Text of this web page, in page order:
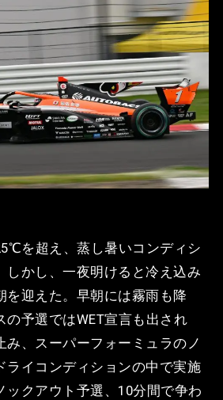
を超え、蒸し暑いコンディシ
しかし、一夜明けると冷え込み
を迎えた。早朝には霧雨も降
の予選ではWET宣言も出され
み、スーパーフォーミュラのノ
ライコンディションの中で実施
ックアウト予選、10分間で争わ